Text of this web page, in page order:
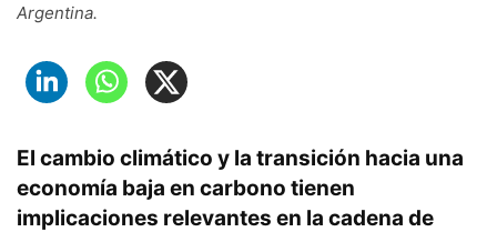
Argentina.
El cambio climático y la transición hacia una
economía baja en carbono tienen
implicaciones relevantes en la cadena de